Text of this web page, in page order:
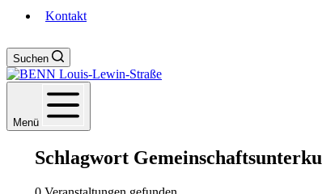
Kontakt
Suchen
Menü
Schlagwort